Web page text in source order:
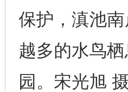
保护，滇池
越多的水鸟
园。宋光旭